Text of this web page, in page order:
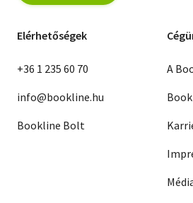
Elérhetőségek
+36 1 235 60 70
info@bookline.hu
Bookline Bolt
A